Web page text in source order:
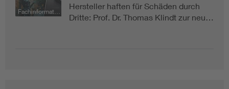
Hersteller haften für Schäden durch
Dritte: Prof. Dr. Thomas Klindt zur neu…